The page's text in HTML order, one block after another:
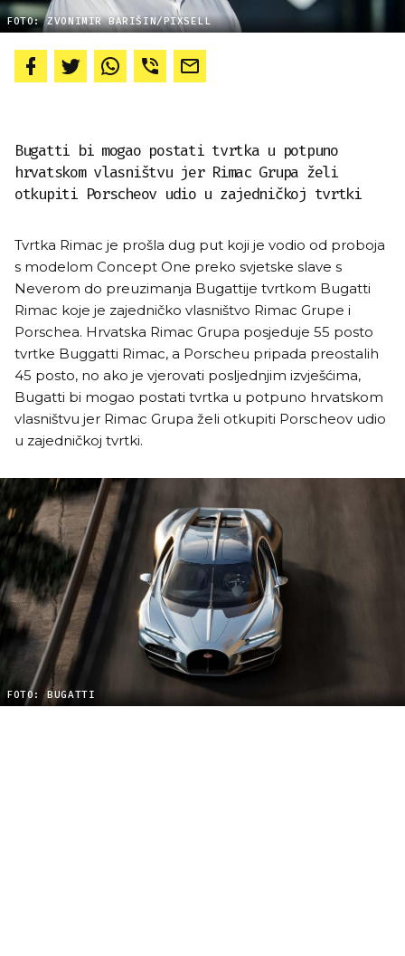
FOTO: ZVONIMIR BARIŠIN/PIXSELL
Bugatti bi mogao postati tvrtka u potpuno
hrvatskom vlasništvu jer Rimac Grupa želi
otkupiti Porscheov udio u zajedničkoj tvrtki
Tvrtka Rimac je prošla dug put koji je vodio od proboja
s modelom Concept One preko svjetske slave s
Neverom do preuzimanja Bugattije tvrtkom Bugatti
Rimac koje je zajedničko vlasništvo Rimac Grupe i
Porschea. Hrvatska Rimac Grupa posjeduje 55 posto
tvrtke Buggatti Rimac, a Porscheu pripada preostalih
45 posto, no ako je vjerovati posljednjim izvješćima,
Bugatti bi mogao postati tvrtka u potpuno hrvatskom
vlasništvu jer Rimac Grupa želi otkupiti Porscheov udio
u zajedničkoj tvrtki.
FOTO: BUGATTI